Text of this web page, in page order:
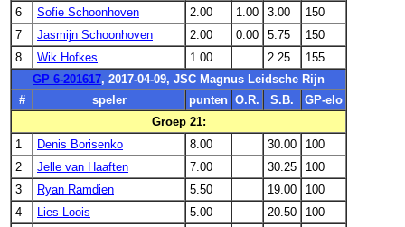
6
Sofie Schoonhoven 2.00 1.00 3.00
150
7
Jasmijn Schoonhoven 2.00 0.00 5.75
150
8
Wik Hofkes 1.00 2.25
155
GP 6-201617, 2017-04-09, JSC Magnus Leidsche Rijn
#
speler punten O.R. S.B.
GP-elo
Groep 21:
1
Denis Borisenko 8.00 30.00
100
2
Jelle van Haaften 7.00 30.25
100
3
Ryan Ramdien 5.50 19.00
100
4
Lies Loois 5.00 20.50
100